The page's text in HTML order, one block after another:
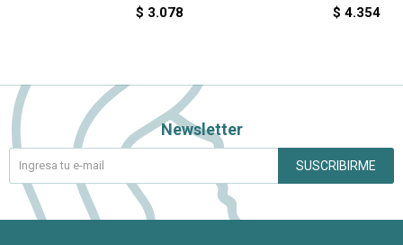
$ 3.078 $ 4.354
Newsletter
SUSCRIBIRME